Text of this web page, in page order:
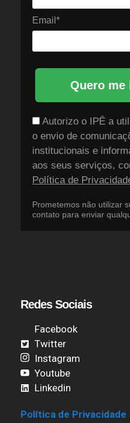
Email*
Quero me
Autorizo o IPÊ a
o envio de
institucionais e
aos seus serviços,
Política de
Prometemos não utilizar
contato para enviar
Redes Sociais
Facebook
Twitter
Instagram
Youtube
Linkedin
Política de Privacidade